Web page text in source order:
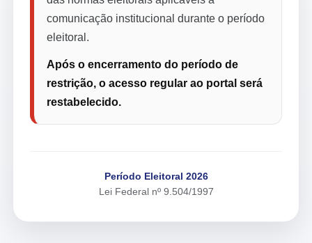
comunicação institucional durante o período
eleitoral.
Após o encerramento do período de
restrição, o acesso regular ao portal será
restabelecido.
Período Eleitoral 2026
Lei Federal nº 9.504/1997